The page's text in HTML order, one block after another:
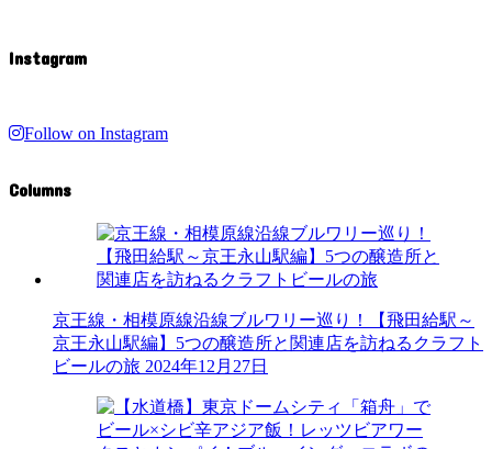
Instagram
Follow on Instagram
Columns
京王線・相模原線沿線ブルワリー巡り！【飛田給駅～
京王永山駅編】5つの醸造所と関連店を訪ねるクラフト
ビールの旅 2024年12月27日